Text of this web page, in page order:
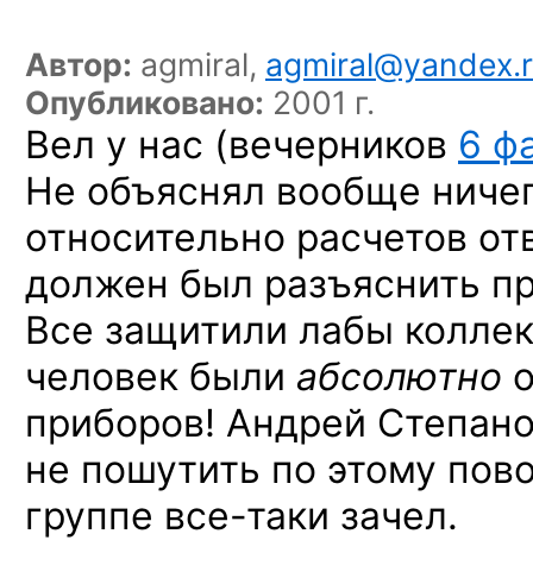
Автор: agmiral,
Опубликовано: 2001 г.
Вел у нас (вечерников 6
Не объяснял вообще
относительно расчетов
должен был разъяснить
Все защитили лабы
человек были абсолютно
приборов! Андрей
не пошутить по этому
группе все-таки зачел.